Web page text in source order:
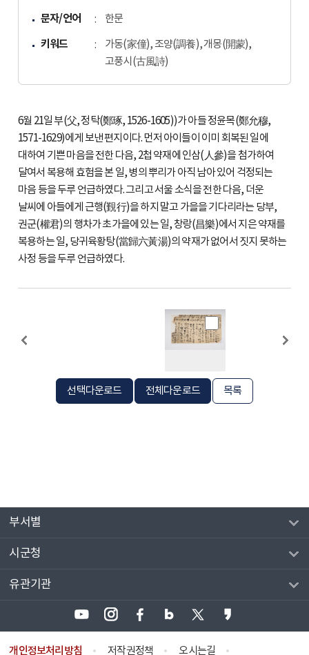
문자/언어 한문
키워드
가동(家僮), 조양(調養), 개몽(開蒙),
고풍시(古風詩)
6월 21일 부(父, 정탁(鄭琢, 1526-1605))가 아들 정윤목(鄭允穆,
1571-1629)에게 보낸 편지이다. 먼저 아이들이 이미 회복된 일에
대하여 기쁜 마음을 전한 다음, 2첩 약재에 인삼(人參)을 첨가하여
달여서 복용해 효험을 본 일, 병의 뿌리가 아직 남아 있어 걱정되는
마음 등을 두루 언급하였다. 그리고 서울 소식을 전한 다음, 더운
날씨에 아들에게 근행(覲行)을 하지 말고 가을을 기다리라는 당부,
권군(權君)의 행차가 초가을에 있는 일, 창랑(昌樂)에서 지은 약재를
복용하는 일, 당귀육황탕(當歸六黃湯)의 약재가 없어서 짓지 못하는
사정 등을 두루 언급하였다.
선택다운로드 전체다운로드 목록
부서별
시군청
유관기관
개인정보처리방침 저작권정책 오시는길